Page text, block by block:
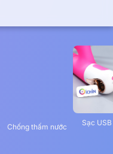
Chống thấm nước Sạc